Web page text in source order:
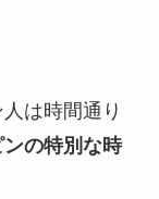
は時間通り
ンの特別な時